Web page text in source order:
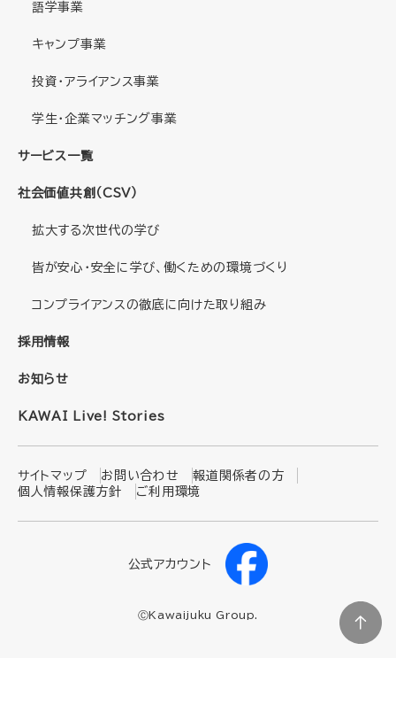
語学事業
キャンプ事業
投資・アライアンス事業
学生・企業マッチング事業
サービス一覧
社会価値共創（CSV）
拡大する次世代の学び
皆が安心・安全に学び、働くための環境づくり
コンプライアンスの徹底に向けた取り組み
採用情報
お知らせ
KAWAI Live! Stories
サイトマップ お問い合わせ
報道関係者の方
個人情報保護方針
ご利用環境
公式アカウント
ⒸKawaijuku Group.